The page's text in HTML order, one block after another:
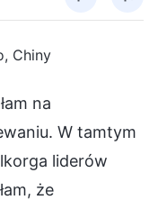
Chiny
na
W tamtym
liderów
że